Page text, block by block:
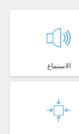
الاستماع